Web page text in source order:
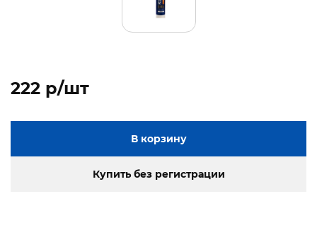
222 p/шт
В корзину
Купить без регистрации